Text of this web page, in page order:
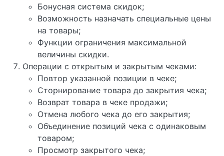
Бонусная система скидок;
Возможность назначать специальные цены
на товары;
Функции ограничения максимальной
величины скидки.
Операции с открытым и закрытым чеками:
Повтор указанной позиции в чеке;
Сторнирование товара до закрытия чека;
Возврат товара в чеке продажи;
Отмена любого чека до его закрытия;
Объединение позиций чека с одинаковым
товаром;
Просмотр закрытого чека;